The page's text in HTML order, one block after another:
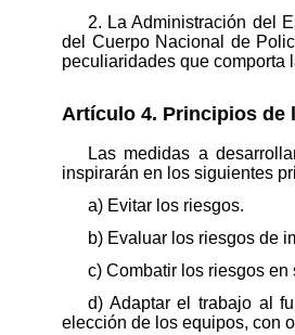
2. La Administración del
del Cuerpo Nacional de
peculiaridades que comporta
Artículo 4. Principios de
Las medidas a
inspirarán en los siguientes
a) Evitar los riesgos.
b) Evaluar los riesgos de
c) Combatir los riesgos en
d) Adaptar el trabajo al
elección de los equipos, con